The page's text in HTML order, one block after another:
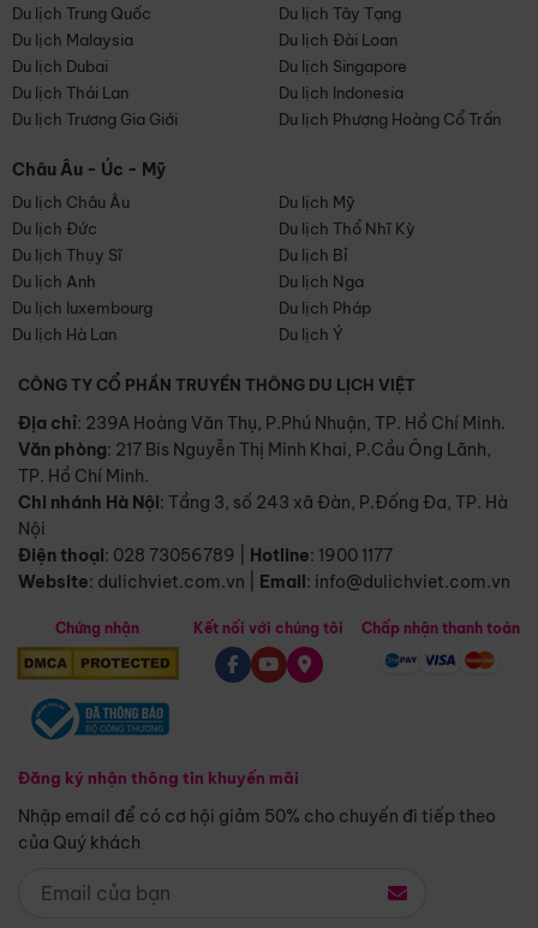
Du lịch Trung Quốc
Du lịch Tây Tạng
Du lịch Malaysia
Du lịch Đài Loan
Du lịch Dubai
Du lịch Singapore
Du lịch Thái Lan
Du lịch Indonesia
Du lịch Trương Gia Giới
Du lịch Phượng Hoàng Cổ Trấn
Châu Âu - Úc - Mỹ
Du lịch Châu Âu
Du lịch Mỹ
Du lịch Đức
Du lịch Thổ Nhĩ Kỳ
Du lịch Thụy Sĩ
Du lịch Bỉ
Du lịch Anh
Du lịch Nga
Du lịch luxembourg
Du lịch Pháp
Du lịch Hà Lan
Du lịch Ý
CÔNG TY CỔ PHẦN TRUYỀN THÔNG DU LỊCH VIỆT
Địa chỉ: 239A Hoàng Văn Thụ, P.Phú Nhuận, TP. Hồ Chí Minh.
Văn phòng: 217 Bis Nguyễn Thị Minh Khai, P.Cầu Ông Lãnh,
TP. Hồ Chí Minh.
Chi nhánh Hà Nội: Tầng 3, số 243 xã Đàn, P.Đống Đa, TP. Hà
Nội
Điện thoại: 028 73056789 Hotline: 1900 1177
Website: dulichviet.com.vn Email: info@dulichviet.com.vn
Chứng nhận
Đăng ký nhận thông tin khuyến mãi
Nhập email để có cơ hội giảm 50% cho chuyến đi tiếp theo
của Quý khách
Kết nối với chúng tôi Chấp nhận thanh toán